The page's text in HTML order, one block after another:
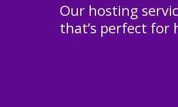
Our hosting
that’s perfect for